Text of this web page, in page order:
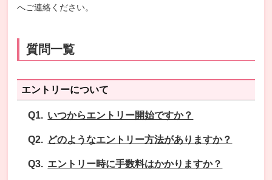
へご連絡ください。
質問一覧
エントリーについて
いつからエントリー開始ですか？
どのようなエントリー方法がありますか？
エントリー時に手数料はかかりますか？